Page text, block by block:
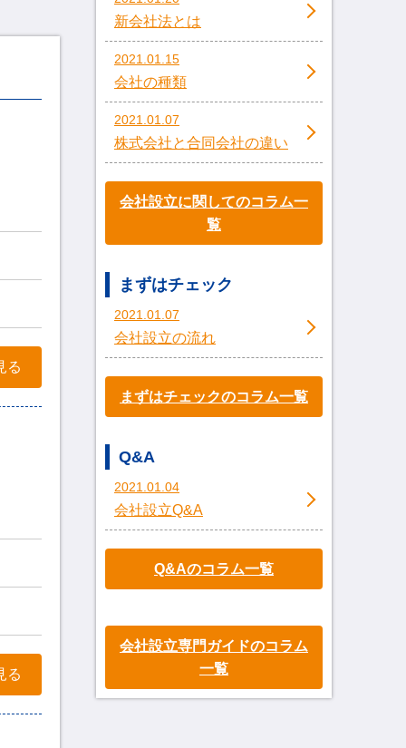
る
る
新会社法とは
2021.01.15
会社の種類
2021.01.07
株式会社と合同会社の違い
会社設立に関してのコラム一
覧
まずはチェック
2021.01.07
会社設立の流れ
まずはチェックのコラム一覧
Q&A
2021.01.04
会社設立Q&A
Q&Aのコラム一覧
会社設立専門ガイドのコラム
一覧